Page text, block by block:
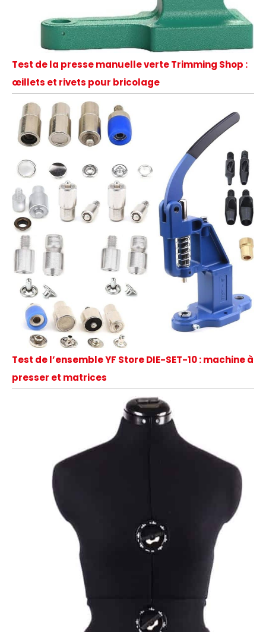
Test de la presse manuelle verte Trimming Shop :
œillets et rivets pour bricolage
Test de l’ensemble YF Store DIE-SET-10 : machine à
presser et matrices